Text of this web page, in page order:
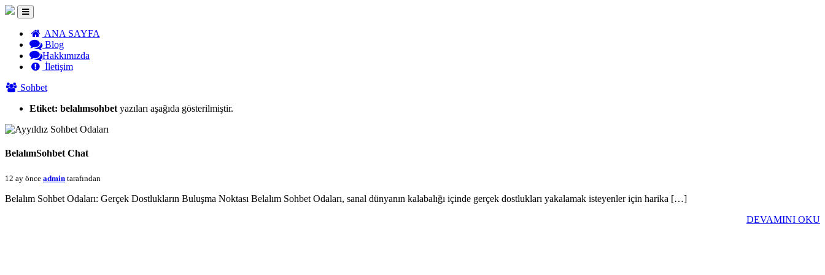
ANA SAYFA
Blog
Hakkımızda
İletişim
Sohbet
Etiket: belalımsohbet yazıları aşağıda gösterilmiştir.
BelalımSohbet Chat
12 ay önce admin tarafından
Belalım Sohbet Odaları: Gerçek Dostlukların Buluşma Noktası Belalım Sohbet Odaları, sanal dünyanın kalabalığı içinde gerçek dostlukları yakalamak isteyenler için harika […]
DEVAMINI OKU